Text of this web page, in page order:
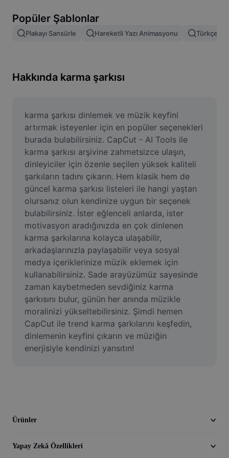
Resim birleştirme
Resmi Yeniden Boyutlandırma
Mizah Görseli Oluşturucu
AI Text Remover
AI People Remover
AI Inpainting
Face Cutout
Video
Video arka planını kaldırma
Kaliteyi artır
Video Düzenleyici
Videoyu Kesme
Videoya Yazı Ekleme
Popüler Şablonlar
Plakayı Sansürle Hareketli Yazı Animasyonu Türkçe
Hakkında karma şarkısı
karma şarkısı dinlemek ve müzik keyfini
artırmak isteyenler için en popüler seçenekleri
burada bulabilirsiniz. CapCut - AI Tools ile
karma şarkısı arşivine zahmetsizce ulaşın,
dinleyiciler için özenle seçilen yüksek kaliteli
şarkıların tadını çıkarın. Hem klasik hem de
güncel karma şarkısı listeleri ile hangi yaştan
olursanız olun kendinize uygun bir seçenek
bulabilirsiniz. İster eğlenceli anlarda, ister
motivasyon aradığınızda en çok dinlenen
karma şarkılarına kolayca ulaşabilir,
arkadaşlarınızla paylaşabilir veya sosyal
medya içeriklerinize müzik eklemek için
kullanabilirsiniz. Sade arayüzümüz sayesinde
zaman kaybetmeden sevdiğiniz karma
şarkısını bulur, günün her anında müzikle
moralinizi yükseltebilirsiniz. Şimdi hemen
CapCut ile trend karma şarkılarını keşfedin,
dinlemenin keyfini çıkarın ve müziğin
enerjisiyle kendinizi yansıtın!
Ürünler
Yapay Zekâ Özellikleri